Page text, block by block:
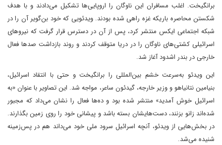
برانگیخت. اغلب مسافران این ناوگان را اروپایی‌ها تشکیل می‌دادند و با هدف
شکستن محاصره باریکه غزه راهی شده بودند. ویدئویی که خود بن‌گویر آن را در
شبکه اجتماعی ایکس منتشر کرد، پس از آن در دسترس قرار گرفت که نیروهای
اسرائیلی کشتی‌های ناوگان را در دریا متوقف کردند و روند بازداشت صدها فعال
خارجی در بندر اشدود آغاز شد.
این ویدئو به‌سرعت خشم بین‌المللی را برانگیخت و حتی با انتقاد اسرائیل،
بنیامین نتانیاهو و وزیر خارجه، گیدئون ساعر، مواجه شد. این تصاویر با عنوان «به
اسرائیل خوش آمدید» منتشر شده بود و ده‌ها فعال را نشان می‌داد که مجبور
شده‌اند زانو بزنند، دست‌هایشان بسته باشد و پیشانی خود را روی زمین بگذارند.
در بخش‌هایی از ویدئو، آنچه اسرائیل سرود ملی خود می‌داند هم در پس‌زمینه
شنیده می‌شد.